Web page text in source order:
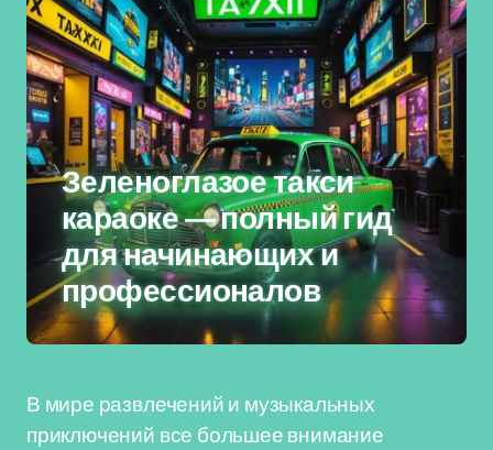
Зеленоглазое такси
караоке — полный гид
для начинающих и
профессионалов
В мире развлечений и музыкальных
приключений все большее внимание